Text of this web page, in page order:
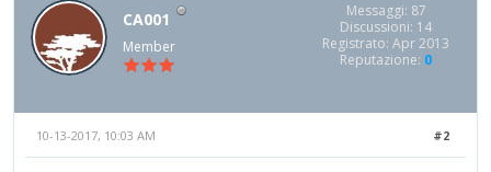
CA001
Member
Messaggi: 87
Discussioni: 14
Registrato: Apr 2013
Reputazione: 0
#2
10-13-2017, 10:03 AM